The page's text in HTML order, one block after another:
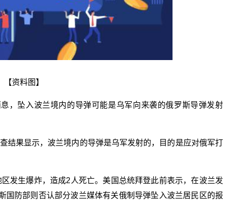
【资料图】
，坠入波兰境内的导弹可能是乌军向来袭的俄罗斯导弹发射
结果显示，波兰境内的导弹是乌军发射的，目的是应对俄军打
发生爆炸，造成2人死亡。美国总统拜登此前表示，在波兰发
国防部则否认部分波兰媒体有关俄制导弹坠入波兰居民区的报